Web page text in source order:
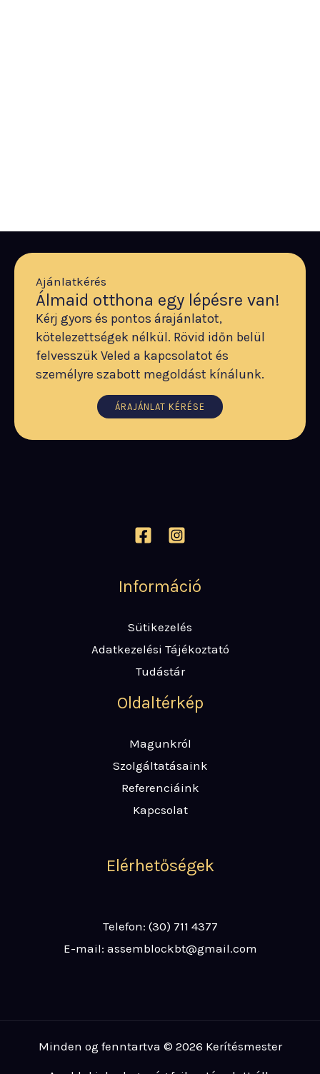
Ajánlatkérés
Álmaid otthona egy lépésre van!
Kérj gyors és pontos árajánlatot,
kötelezettségek nélkül. Rövid időn belül
felvesszük Veled a kapcsolatot és
személyre szabott megoldást kínálunk.
ÁRAJÁNLAT KÉRÉSE
Információ
Sütikezelés
Adatkezelési Tájékoztató
Tudástár
Oldaltérkép
Magunkról
Szolgáltatásaink
Referenciáink
Kapcsolat
Elérhetőségek
Telefon: (30) 711 4377
E-mail: assemblockbt@gmail.com
Minden og fenntartva © 2026 Kerítésmester